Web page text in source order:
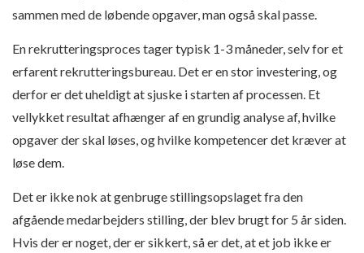
sammen med de løbende opgaver, man også skal passe.
En rekrutteringsproces tager typisk 1-3 måneder, selv for et
erfarent rekrutteringsbureau. Det er en stor investering, og
derfor er det uheldigt at sjuske i starten af processen. Et
vellykket resultat afhænger af en grundig analyse af, hvilke
opgaver der skal løses, og hvilke kompetencer det kræver at
løse dem.
Det er ikke nok at genbruge stillingsopslaget fra den
afgående medarbejders stilling, der blev brugt for 5 år siden.
Hvis der er noget, der er sikkert, så er det, at et job ikke er